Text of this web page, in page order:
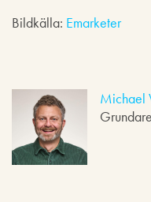
Bildkälla: Emarketer
Michael